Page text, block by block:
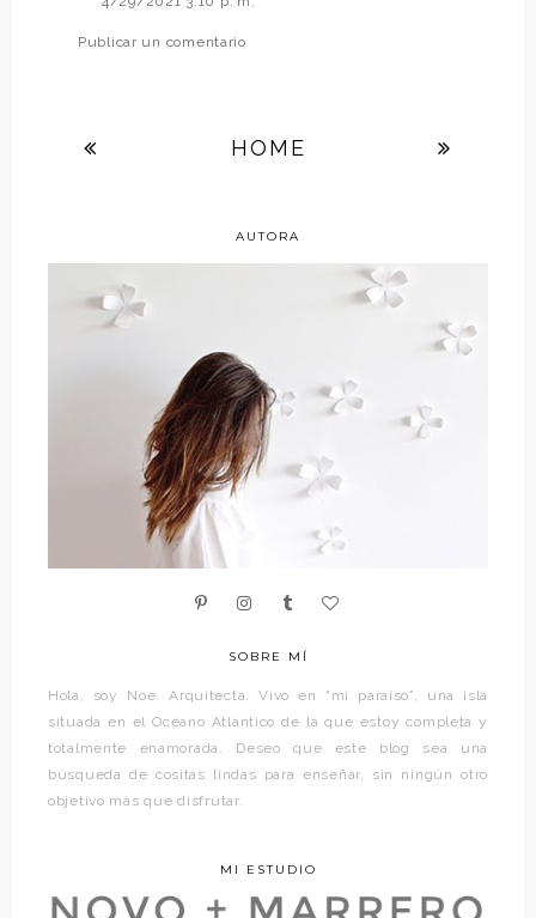
Publicar un comentario
HOME
AUTORA
SOBRE MÍ
Hola, soy Noe. Arquitecta. Vivo en “mi paraíso”, una isla
situada en el Océano Atlántico de la que estoy completa y
totalmente enamorada. Deseo que este blog sea una
búsqueda de cositas lindas para enseñar, sin ningún otro
objetivo más que disfrutar.
MI ESTUDIO